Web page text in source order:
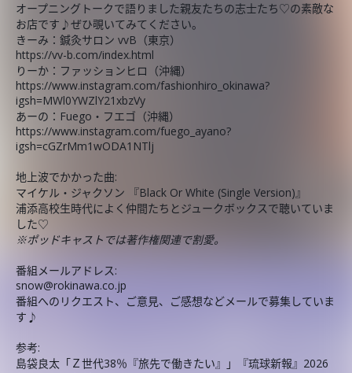
オープニングトークで語りました親友たちの志士たち♡の素敵な
お店です♪ぜひ覗いてみてください。
きーみ：鍼灸サロン vvB（東京）
https://vv-b.com/index.html
りーか：ファッションヒロ（沖縄）
https://www.instagram.com/fashionhiro_okinawa?
igsh=MWl0YWZlY21xbzVy
あーの：Fuego・フエゴ（沖縄）
https://www.instagram.com/fuego_ayano?
igsh=cGZrMm1wODA1NTlj
地上波でかかった曲:
マイケル・ジャクソン 『Black Or White (Single Version)』
浦添高校生時代によく仲間たちとジュークボックスで聴いていま
した♡
※ポッドキャストでは著作権関連で割愛。
番組メールアドレス:
snow@rokinawa.co.jp
番組へのリクエスト、ご意見、ご感想などメールで募集していま
す♪
参考:
島袋良太「Ｚ世代38％『旅先で働きたい』」『琉球新報』2026